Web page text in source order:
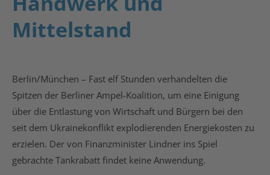
Mittelstand
Berlin/München – Fast elf Stunden verhandelten die
Spitzen der Berliner Ampel-Koalition, um eine Einigung
über die Entlastung von Wirtschaft und Bürgern bei den
seit dem Ukrainekonflikt explodierenden Energiekosten zu
erzielen. Der von Finanzminister Lindner ins Spiel
gebrachte Tankrabatt findet keine Anwendung.